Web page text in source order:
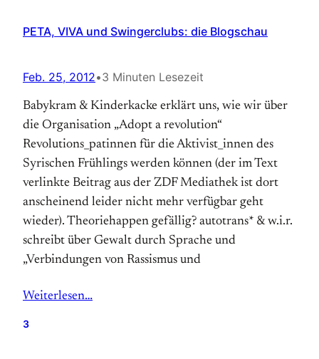
PETA, VIVA und Swingerclubs: die Blogschau
Feb. 25, 2012•3 Minuten Lesezeit
Babykram & Kinderkacke erklärt uns, wie wir über
die Organisation „Adopt a revolution“
Revolutions_patinnen für die Aktivist_innen des
Syrischen Frühlings werden können (der im Text
verlinkte Beitrag aus der ZDF Mediathek ist dort
anscheinend leider nicht mehr verfügbar geht
wieder). Theoriehappen gefällig? autotrans* & w.i.r.
schreibt über Gewalt durch Sprache und
„Verbindungen von Rassismus und
Weiterlesen…
3